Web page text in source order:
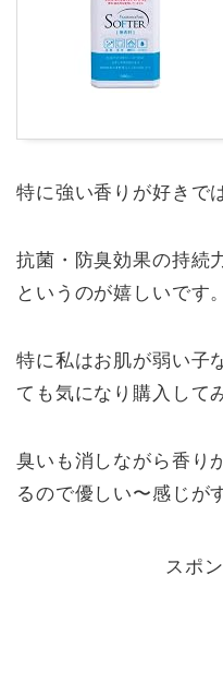
特に強い香りが好きで
抗菌・防臭効果の持続
というのが嬉しいです。
特に私はお肌が弱い子
ても気になり購入して
臭いも消しながら香り
るので優しい〜感じが
スポ